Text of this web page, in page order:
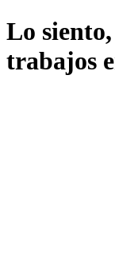
Lo
trabajos